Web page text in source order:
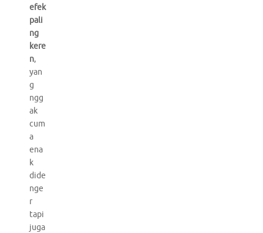
efek
pali
ng
kere
n,
yan
g
ngg
ak
cum
a
ena
k
dide
nge
r
tapi
juga